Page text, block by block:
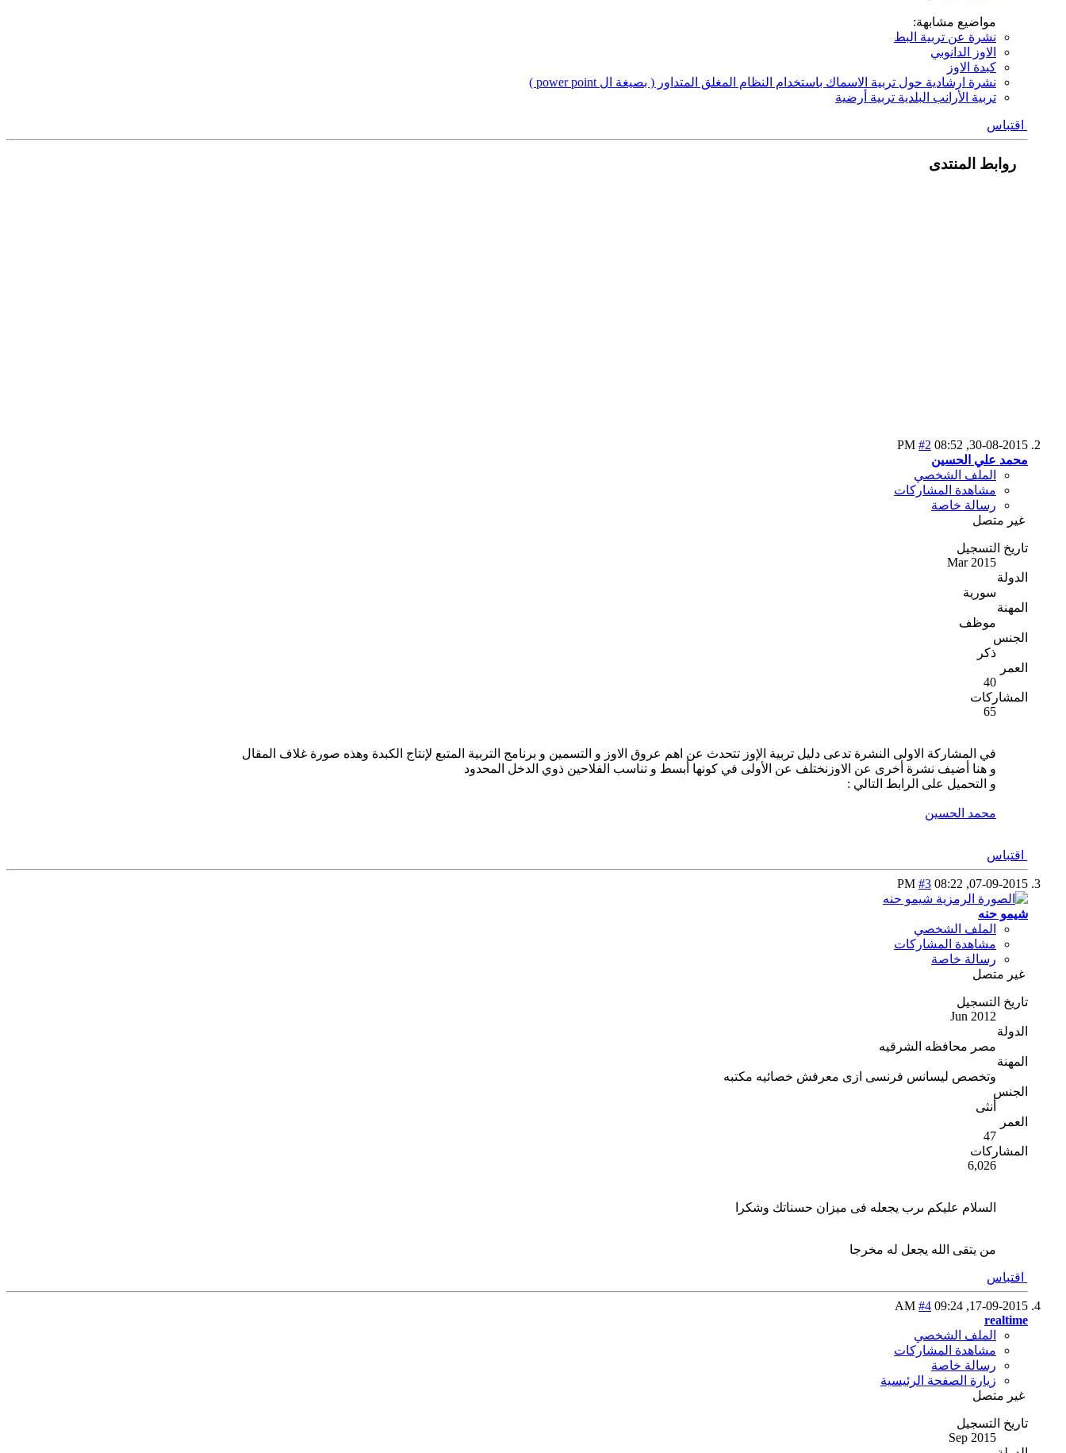
مواضيع مشابهة:
نشرة عن تربية البط
الاوز الدانوبي
كبدة الاوز
نشرة ارشادية حول تربية الاسماك باستخدام النظام المغلق المتداور ( بصيغة ال power point )
تربية الأرانب البلدية تربية أرضية
اقتباس
روابط المنتدى
30-08-2015,
08:52 PM
#2
محمد علي الحسين
الملف الشخصي
مشاهدة المشاركات
رسالة خاصة
غير متصل
تاريخ التسجيل
Mar 2015
الدولة
سورية
المهنة
موظف
الجنس
ذكر
العمر
40
المشاركات
65
في المشاركة الاولى النشرة تدعى دليل تربية الإوز تتحدث عن اهم عروق الاوز و التسمين و برنامج التربية المتبع لإنتاج الكبدة وهذه صورة غلاف المقال
و هنا أضيف نشرة أخرى عن الاوزنختلف عن الأولى في كونها أبسط و تناسب الفلاحين ذوي الدخل المحدود
و التحميل على الرابط التالي :
محمد الحسين
اقتباس
07-09-2015,
08:22 PM
#3
شيمو حنه
الملف الشخصي
مشاهدة المشاركات
رسالة خاصة
غير متصل
تاريخ التسجيل
Jun 2012
الدولة
مصر محافظه الشرقيه
المهنة
وتخصص ليسانس فرنسى ازى معرفش خصائيه مكتبه
الجنس
أنثى
العمر
47
المشاركات
6,026
السلام عليكم ىرب يجعله فى ميزان حسناتك وشكرا
من يتقى الله يجعل له مخرجا
اقتباس
17-09-2015,
09:24 AM
#4
realtime
الملف الشخصي
مشاهدة المشاركات
رسالة خاصة
زيارة الصفحة الرئيسية
غير متصل
تاريخ التسجيل
Sep 2015